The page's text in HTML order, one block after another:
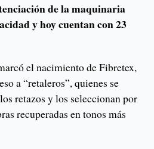
de la maquinaria
y hoy cuentan con 23
el nacimiento de Fibretex,
a “retaleros”, quienes se
retazos y los seleccionan por
recuperadas en tonos más